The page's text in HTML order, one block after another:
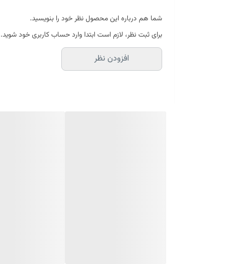
شما هم درباره این محصول نظر خود را بنویسید.
برای ثبت نظر، لازم است ابتدا وارد حساب کاربری خود شوید.
افزودن نظر